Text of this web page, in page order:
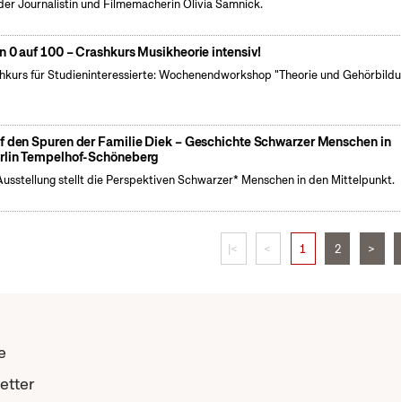
Journalistin und Filmemacherin Olivia Samnick.
0 auf 100 – Crashkurs Musikheorie intensiv!
für Studieninteressierte: Wochenendworkshop "Theorie und
den Spuren der Familie Diek – Geschichte Schwarzer Menschen in
Tempelhof-Schöneberg
stellt die Perspektiven Schwarzer* Menschen in den Mittelpunkt.
|< < 1 2 >